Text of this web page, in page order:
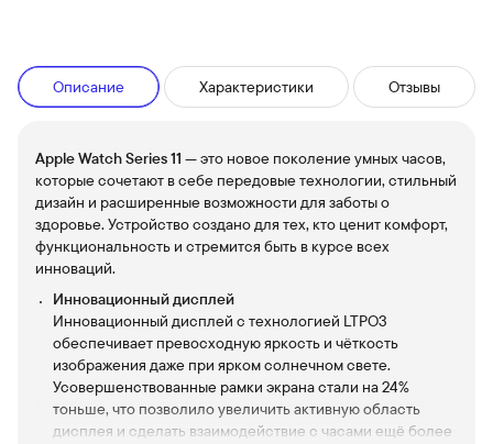
Описание Характеристики Отзывы
Apple Watch Series 11 — это новое поколение умных часов,
которые сочетают в себе передовые технологии, стильный
дизайн и расширенные возможности для заботы о
здоровье. Устройство создано для тех, кто ценит комфорт,
функциональность и стремится быть в курсе всех
инноваций.
Инновационный дисплей
Инновационный дисплей с технологией LTPO3
обеспечивает превосходную яркость и чёткость
изображения даже при ярком солнечном свете.
Усовершенствованные рамки экрана стали на 24%
тоньше, что позволило увеличить активную область
дисплея и сделать взаимодействие с часами ещё более